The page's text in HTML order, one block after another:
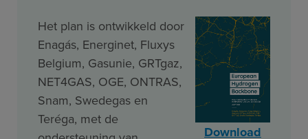
Het plan is ontwikkeld door
Enagás, Energinet, Fluxys
Belgium, Gasunie, GRTgaz,
NET4GAS, OGE, ONTRAS,
Snam, Swedegas en
Teréga, met de
Download